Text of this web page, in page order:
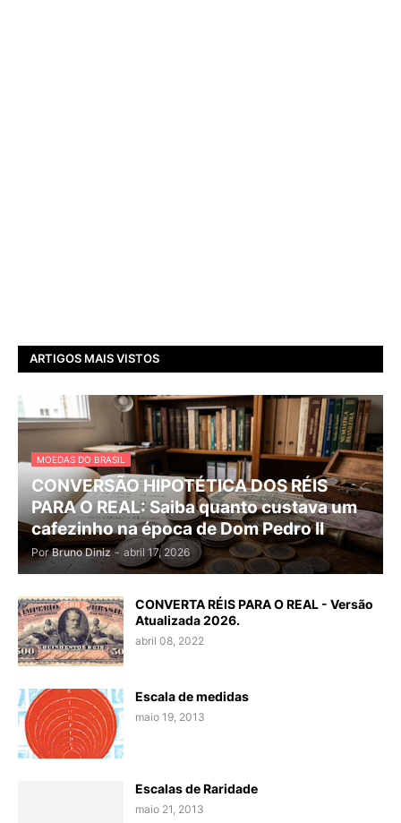
ARTIGOS MAIS VISTOS
MOEDAS DO BRASIL
CONVERSÃO HIPOTÉTICA DOS RÉIS
PARA O REAL: Saiba quanto custava um
cafezinho na época de Dom Pedro II
Por Bruno Diniz - abril 17, 2026
CONVERTA RÉIS PARA O REAL - Versão
Atualizada 2026.
abril 08, 2022
Escala de medidas
maio 19, 2013
Escalas de Raridade
maio 21, 2013